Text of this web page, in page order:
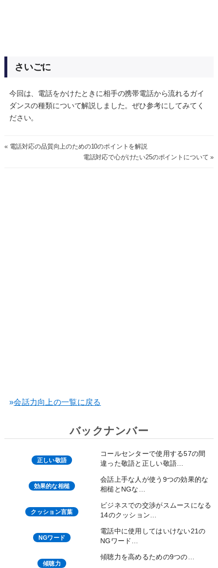
さいごに
今回は、電話をかけたときに相手の携帯電話から流れるガイ
ダンスの種類について解説しました。ぜひ参考にしてみてく
ださい。
« 電話対応の品質向上のための10のポイントを解説
電話対応で心がけたい25のポイントについて »
»会話力向上の一覧に戻る
バックナンバー
正しい敬語
コールセンターで使用する57の間
違った敬語と正しい敬語…
効果的な相槌
会話上手な人が使う9つの効果的な
相槌とNGな…
クッション言葉
ビジネスでの交渉がスムースになる
14のクッション…
NGワード
電話中に使用してはいけない21の
NGワード…
傾聴力
傾聴力を高めるための9つの…